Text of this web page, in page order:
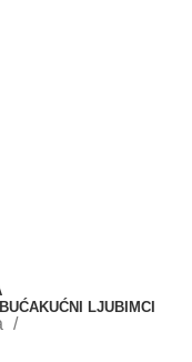
KUĆNI LJUBIMCI